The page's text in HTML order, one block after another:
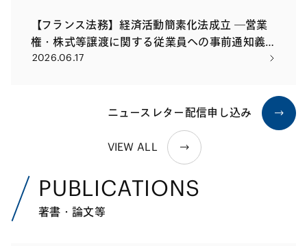
【フランス法務】経済活動簡素化法成立 ―営業
権・株式等譲渡に関する従業員への事前通知義
務の簡素化と 企業結合届出基準額の引上げ―
2026.06.17
ニュースレター配信申し込み
VIEW ALL
PUBLICATIONS
著書・論文等